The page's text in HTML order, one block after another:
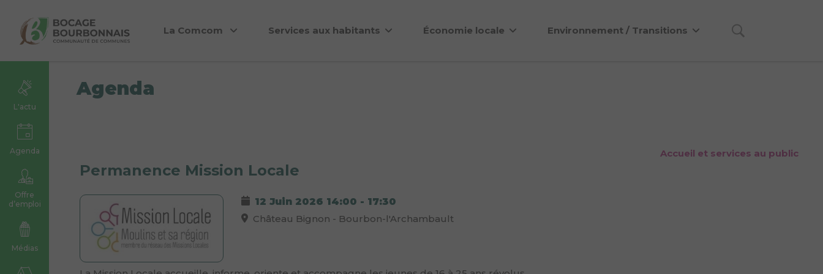
La Comcom Services aux habitants Économie locale Environnement / Transitions
Agenda
L'actu
Agenda
Offre
d’emploi
Médias
Permanence Mission Locale
Accueil et services au public
12 Juin 2026 14:00 - 17:30
Château Bignon - Bourbon-l'Archambault